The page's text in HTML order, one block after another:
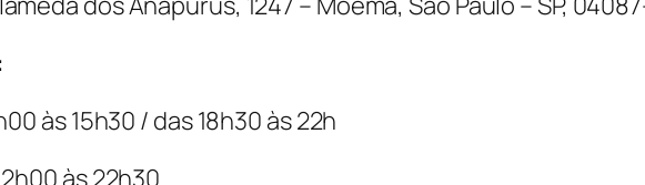
às 15h30 / das 18h30 às 22h
às 22h30.